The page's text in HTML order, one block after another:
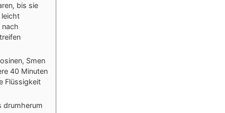
bis sie
leicht
nach
Smen
40 Minuten
Flüssigkeit
drumherum